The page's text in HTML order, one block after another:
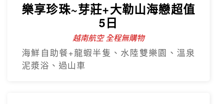
樂享珍珠~芽莊+大勒山海戀超值
5日
越南航空 全程無購物
海鮮自助餐+龍蝦半隻、水陸雙樂園、溫泉
泥漿浴、過山車